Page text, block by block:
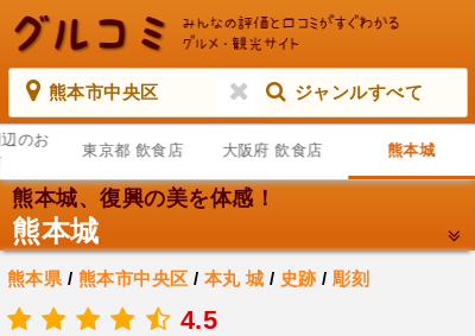
熊本市中央区 ジャンルすべて
のお
東京都 飲食店 大阪府 飲食店 熊本城
熊本城、復興の美を体感！
熊本城
熊本県 / 熊本市中央区 / 本丸 城 / 史跡 /彫刻
4.5